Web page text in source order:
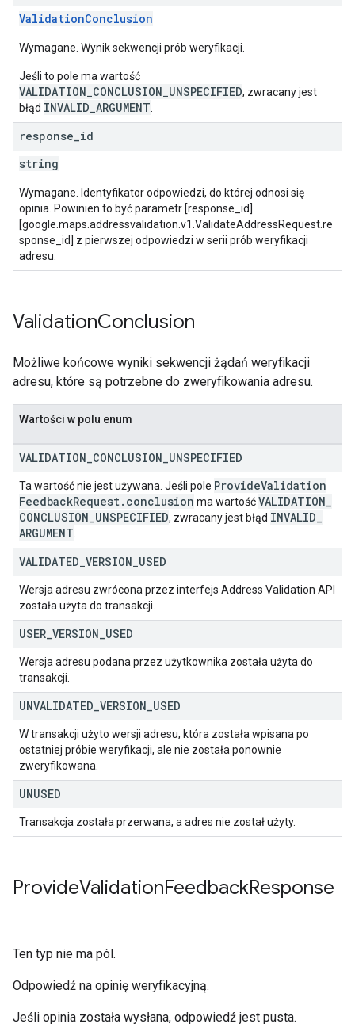
ValidationConclusion
Wymagane. Wynik sekwencji prób weryfikacji.
Jeśli to pole ma wartość
VALIDATION_CONCLUSION_UNSPECIFIED, zwracany jest
błąd INVALID_ARGUMENT
response id
string
Wymagane. Identyfikator odpowiedzi, do której odnosi się
opinia. Powinien to być parametr [response_id]
[google.maps.addressvalidation.v1.ValidateAddressRequest.re
sponse_id] z pierwszej odpowiedzi w serii prób weryfikacji
adresu.
ValidationConclusion
Możliwe końcowe wyniki sekwencji żądań weryfikacji
adresu, które są potrzebne do zweryfikowania adresu.
Wartości w polu enum
VALIDATION CONCLUSION UNSPECIFIED
Ta wartość nie jest używana. Jeśli pole ProvideValidation
FeedbackRequest. conclusion ma wartośćVALIDATION
CONCLUSION UNSPECIFIED, zwracany jest błąd INVALID
ARGUMENT
VALIDATED VERSION USED
Wersja adresu zwrócona przez interfejs Address Validation API
została użyta do transakcji.
USER VERSION USED
Wersja adresu podana przez użytkownika została użyta do
transakcji.
UNVALIDATED VERSION USED
W transakcji użyto wersji adresu, która została wpisana po
ostatniej próbie weryfikacji, ale nie została ponownie
zweryfikowana.
UNUSED
Transakcja została przerwana, a adres nie został użyty.
ProvideValidationFeedbackResponse
Ten typ nie ma pól.
Odpowiedź na opinię weryfikacyjną.
Jeśli opinia została wysłana, odpowiedź jest pusta.